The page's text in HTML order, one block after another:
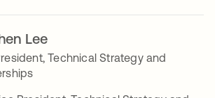
Lee
Technical Strategy and